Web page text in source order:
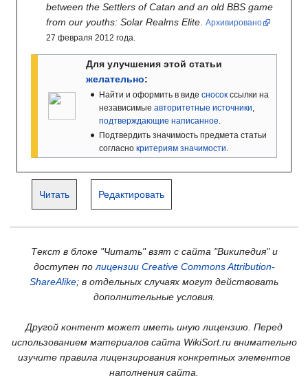
between the Settlers of Catan and an old BBS game
from our youths: Solar Realms Elite Архивировано
27 февраля 2012 года.
Для улучшения этой статьи
желательно:
Найти и оформить в видесносок ссылки на
независимыеавторитетные источники,
подтверждающие написанное.
Подтвердить значимость предмета статьи
согласнокритериям значимости
Читать Редактировать
Текст в блоке "Читать" взят с сайта "Википедия" и
доступен полицензии Creative Commons Attribution-
ShareAlike; в отдельных случаях могут действовать
дополнительные условия.
Другой контент может иметь иную лицензию. Перед
использованием материалов сайта WikiSort.ru внимательно
изучите правила лицензирования конкретных элементов
наполнения сайта.